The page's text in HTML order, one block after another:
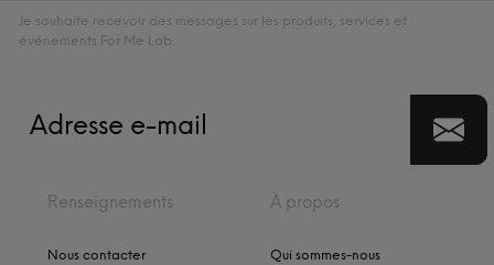
Je souhaite recevoir des messages sur les produits, services et
événements For Me Lab.
Renseignements
Nous contacter
À propos
Qui sommes-nous